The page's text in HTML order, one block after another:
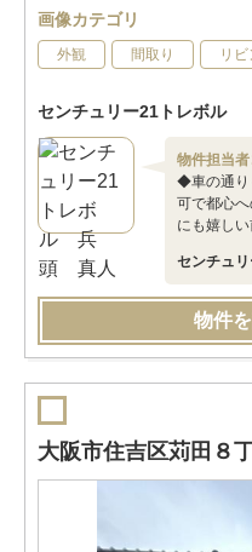
画像カテゴリ
外観 間取り リ
センチュリー21トレボル
物件担当者
◆車の通り
可で都心
にも嬉し
センチュ
物件
大阪市住吉区苅田８